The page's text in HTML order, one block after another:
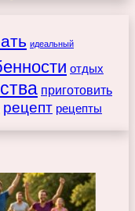
идеальный
отдых
приготовить
рецепт рецепты